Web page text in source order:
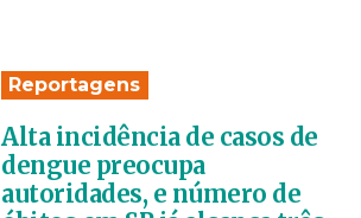
Reportagens
Alta incidência de casos de
dengue preocupa
autoridades, e número de